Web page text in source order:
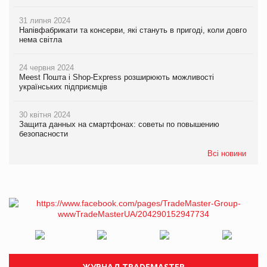
31 липня 2024
Напівфабрикати та консерви, які стануть в пригоді, коли довго
нема світла
24 червня 2024
Meest Пошта і Shop-Express розширюють можливості
українських підприємців
30 квітня 2024
Защита данных на смартфонах: советы по повышению
безопасности
Всі новини